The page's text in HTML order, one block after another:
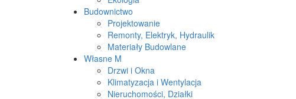
Budownictwo
Projektowanie
Remonty, Elektryk, Hydraulik
Materiały Budowlane
Własne M
Drzwi i Okna
Klimatyzacja i Wentylacja
Nieruchomości, Działki